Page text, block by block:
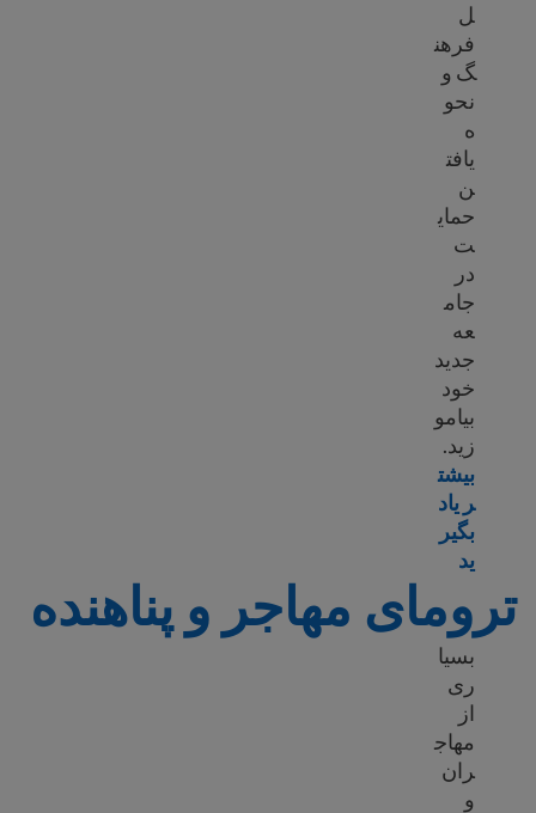
ل
فرهن
گ و
نحو
ه
یافت
ن
حمای
ت
در
جام
عه
جدید
خود
بیامو
زید.
بیشت
ر یاد
بگیر
یدLearn more about Culture shock
ترومای مهاجر و پناهنده
بسیا
ری
از
مهاج
ران
و